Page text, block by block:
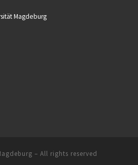
Magdeburg
– All rights reserved